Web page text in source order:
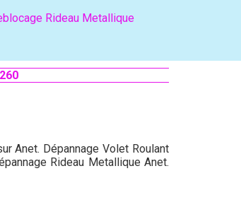
Rideau Metallique
Anet. Dépannage Volet Roulant
Rideau Metallique Anet.